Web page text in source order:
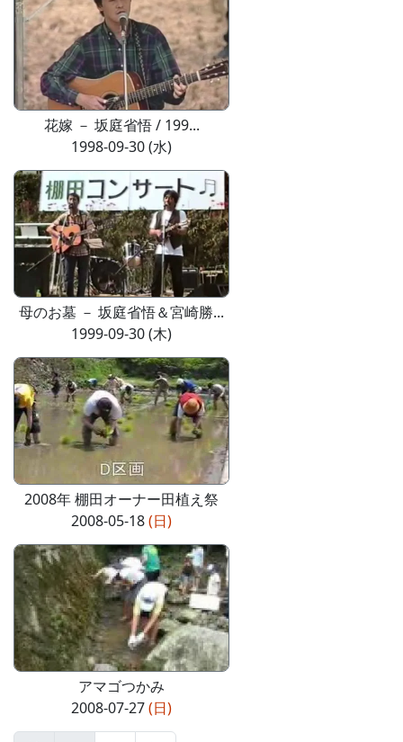
花嫁 － 坂庭省悟 / 199...
1998-09-30 (水)
母のお墓 － 坂庭省悟＆宮崎勝...
1999-09-30 (木)
2008年 棚田オーナー田植え祭
2008-05-18(日)
アマゴつかみ
2008-07-27(日)